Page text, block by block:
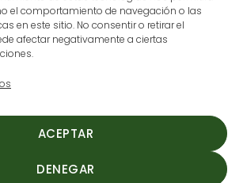
el comportamiento de navegación o las
en este sitio. No consentir o retirar el
afectar negativamente a ciertas
ACEPTAR
DENEGAR
Avenida Pureza Canelo, 59, en
20:00
S: 9:30 a 14:00